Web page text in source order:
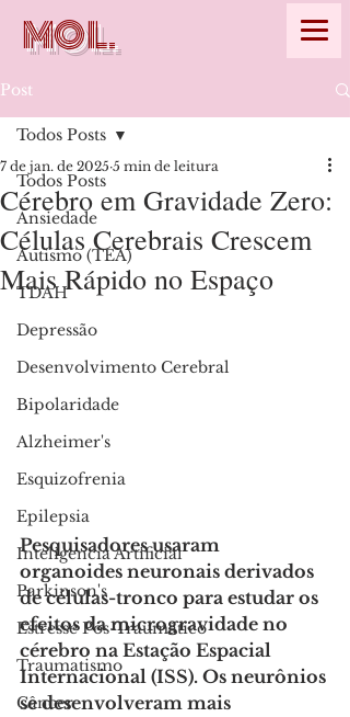
MOL.
Post
Todos Posts
Ansiedade
Autismo (TEA)
TDAH
Depressão
Desenvolvimento Cerebral
Bipolaridade
Alzheimer's
Esquizofrenia
Epilepsia
Inteligencia Artificial
Parkinson's
Estresse Pós-Traumático
Traumatismo
Câncer
Todos Posts
Cérebro em Gravidade Zero:
Células Cerebrais Crescem
Mais Rápido no Espaço
7 de jan. de 2025 5 min de leitura
Pesquisadores usaram
organoides neuronais derivados
de células-tronco para estudar os
efeitos da microgravidade no
cérebro na Estação Espacial
Internacional (ISS). Os neurônios
se desenvolveram mais